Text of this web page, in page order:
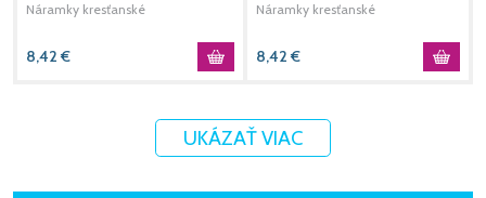
Náramky kresťanské
8,42 €
Náramky kresťanské
8,42 €
UKÁZAŤ VIAC